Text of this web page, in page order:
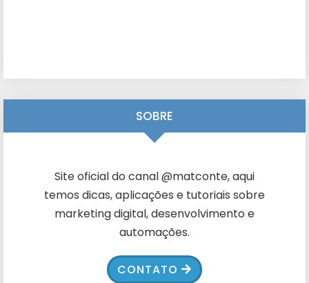
SOBRE
Site oficial do canal @matconte, aqui
temos dicas, aplicações e tutoriais sobre
marketing digital, desenvolvimento e
automações.
CONTATO